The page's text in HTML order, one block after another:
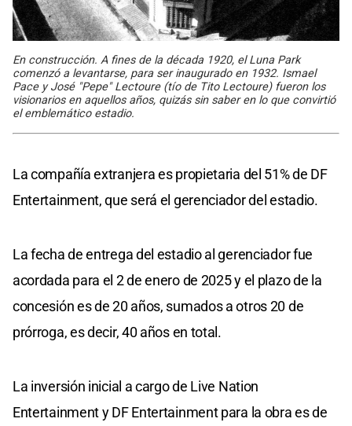
En construcción. A fines de la década 1920, el Luna Park
comenzó a levantarse, para ser inaugurado en 1932. Ismael
Pace y José "Pepe" Lectoure (tío de Tito Lectoure) fueron los
visionarios en aquellos años, quizás sin saber en lo que convirtió
el emblemático estadio.
La compañía extranjera es propietaria del 51% de DF
Entertainment, que será el gerenciador del estadio.
La fecha de entrega del estadio al gerenciador fue
acordada para el 2 de enero de 2025 y el plazo de la
concesión es de 20 años, sumados a otros 20 de
prórroga, es decir, 40 años en total.
La inversión inicial a cargo de Live Nation
Entertainment y DF Entertainment para la obra es de